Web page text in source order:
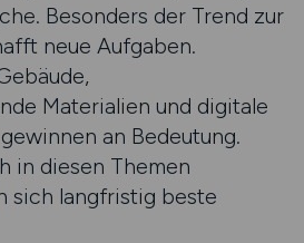
Besonders der Trend zur
neue Aufgaben.
Materialien und digitale
an Bedeutung.
in diesen Themen
sich langfristig beste